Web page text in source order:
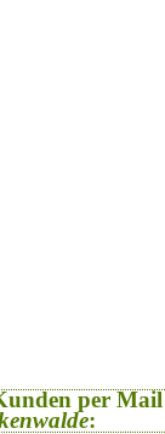
per
: